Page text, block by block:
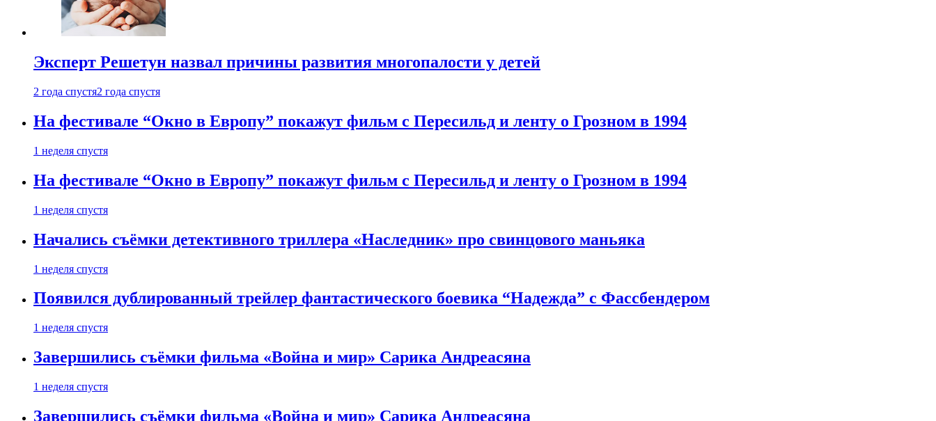
Эксперт Решетун назвал причины развития многопалости у детей
2 года спустя2 года спустя
На фестивале “Окно в Европу” покажут фильм с Пересильд и ленту о Грозном в 1994
1 неделя спустя
На фестивале “Окно в Европу” покажут фильм с Пересильд и ленту о Грозном в 1994
1 неделя спустя
Начались съёмки детективного триллера «Наследник» про свинцового маньяка
1 неделя спустя
Появился дублированный трейлер фантастического боевика “Надежда” с Фассбендером
1 неделя спустя
Завершились съёмки фильма «Война и мир» Сарика Андреасяна
1 неделя спустя
Завершились съёмки фильма «Война и мир» Сарика Андреасяна